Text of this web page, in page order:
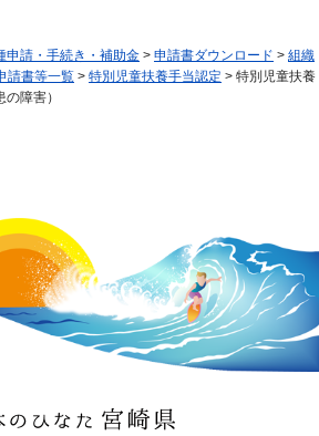
申請・手続き・補助金 > 申請書ダウンロード > 組織
請書等一覧 > 特別児童扶養手当認定 > 特別児童扶養
障害）
ひなた 宮崎県